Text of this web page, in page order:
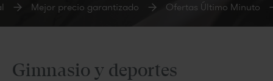
Mejor precio garantizado Ofertas Último Minuto
Gimnasio y deportes